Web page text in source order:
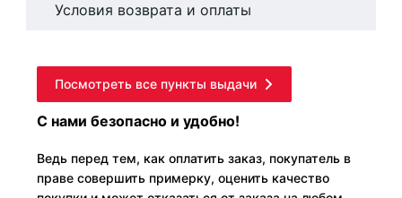
Условия возврата и оплаты
Посмотреть все пункты выдачи
С нами безопасно и удобно!
Ведь перед тем, как оплатить заказ, покупатель в
праве совершить примерку, оценить качество